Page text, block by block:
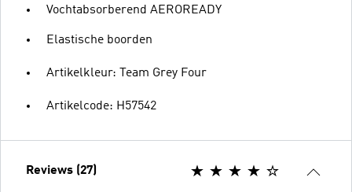
Vochtabsorberend AEROREADY
Elastische boorden
Artikelkleur: Team Grey Four
Artikelcode: H57542
Reviews (27)